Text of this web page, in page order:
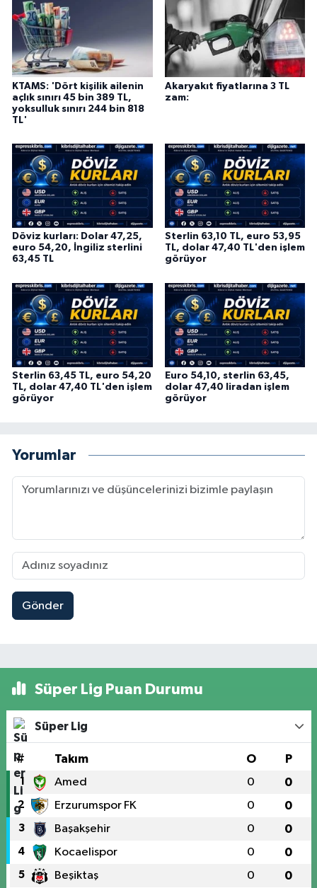
KTAMS: 'Dört kişilik ailenin
açlık sınırı 45 bin 389 TL,
yoksulluk sınırı 244 bin 818
TL'
Akaryakıt fiyatlarına 3 TL
zam:
Döviz kurları: Dolar 47,25,
euro 54,20, İngiliz sterlini
63,45 TL
Sterlin 63,10 TL, euro 53,95
TL, dolar 47,40 TL'den işlem
görüyor
Sterlin 63,45 TL, euro 54,20
TL, dolar 47,40 TL'den işlem
görüyor
Euro 54,10, sterlin 63,45,
dolar 47,40 liradan işlem
görüyor
Yorumlar
Gönder
Süper Lig Puan Durumu
Süper Lig
# Takım O P
1 Amed 0 0
2 Erzurumspor FK 0 0
3 Başakşehir 0 0
4 Kocaelispor 0 0
5 Beşiktaş 0 0